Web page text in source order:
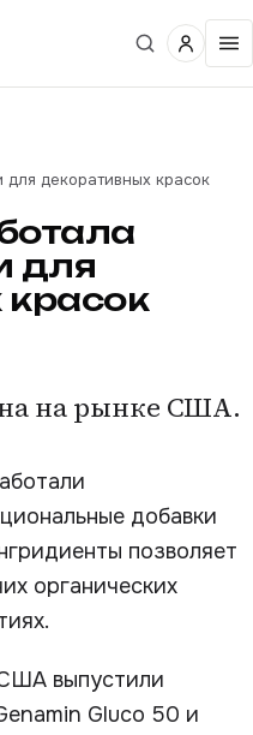
декоративных красок
для
на рынке США.
добавки
позволяет
органических
выпустили
Gluco 50 и